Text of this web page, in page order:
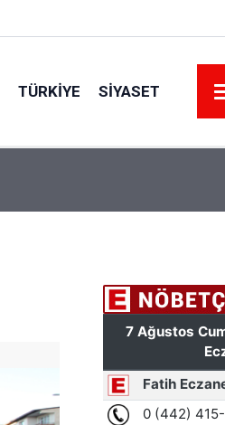
TÜRKIYE SIYASET